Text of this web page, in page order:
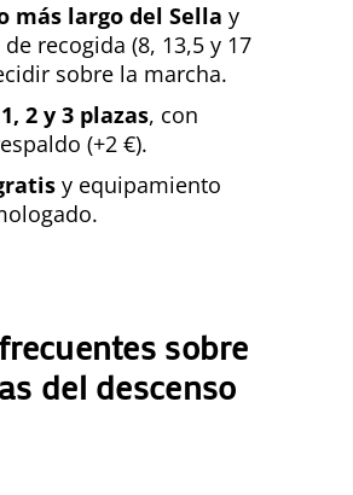
más largo del Sella y
recogida (8, 13,5 y 17
sobre la marcha.
2 y 3 plazas, con
(+2 €).
y equipamiento
sobre
del descenso